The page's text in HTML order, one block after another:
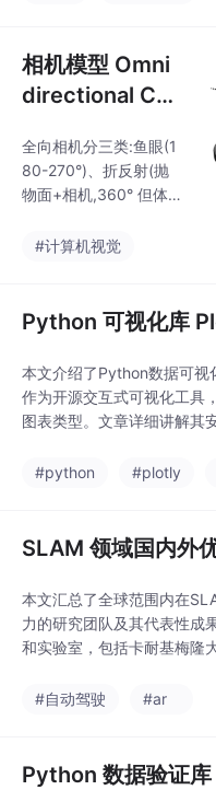
相机模型 Omni
directional Ca
摄像机）
全向相机分三类:鱼眼(1
80-270°)、折反射(抛
物面+相机,360° 但体积
接。模型:Geyer 用球面
统一鱼眼+折反射(更鲁
棒)。标定:平面棋盘多
角度拍照求内参+畸变,
OcamCalib/OpenCV fi
sheye 都可用。工程:正
向投影(世界→像素)、
生成 LUT 展开为针孔/
#计算机视觉
Python 可视化库
本文介绍了Python数据可
作为开源交互式可视化工具
图表类型。文章详细讲解其
体实现代码。最佳实践部分
#python #plotly
SLAM 领域国内外
本文汇总了全球范围内在
力的研究团队及其代表性成
和实验室，包括卡耐基梅隆
点介绍了各团队的研究方向
#自动驾驶 #ar
Python 数据验证